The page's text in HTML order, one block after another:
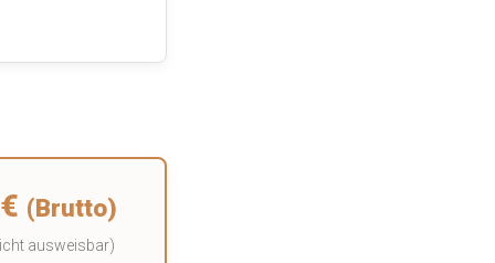
(Brutto)
ausweisbar)